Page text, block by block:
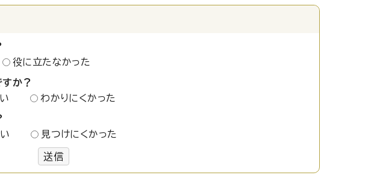
役に立たなかった
すか？
い わかりにくかった
い 見つけにくかった
送信